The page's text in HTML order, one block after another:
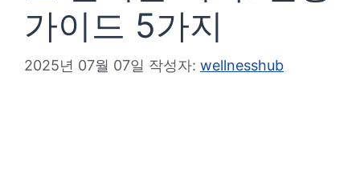
가이드 5가지
2025년 07월 07일 작성자: wellnesshub